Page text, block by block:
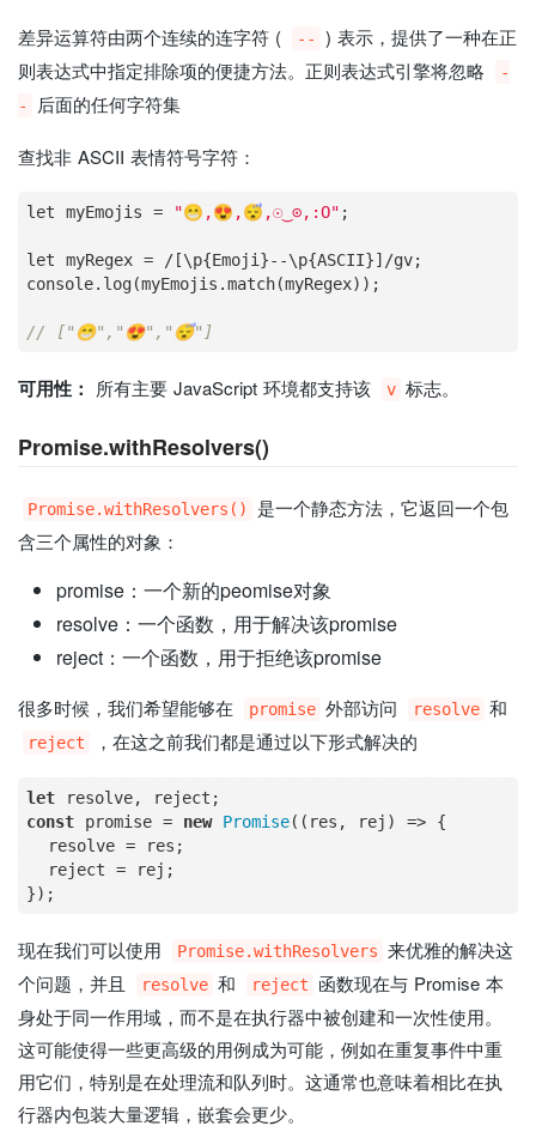
差异运算符由两个连续的连字符 ( --
) 表示，提供了一种在正
则表达式中指定排除项的便捷方法。正则表达式引擎将忽略
-
-
后面的任何字符集
查找非 ASCII 表情符号字符：
let myEmojis = "😁,😍,😴,☉‿⊙,:O" ;
let myRegex = /[\p{Emoji}- -\p{ASCII}] /gv;
console.log(myEmojis.match(myRegex));
// ["😁","😍","😴"]
可用性： 所有主要 JavaScript 环境都支持该 v 标志。
Promise.withResolvers()
Promise.withResolvers()
是一个静态方法，它返回一个包
含三个属性的对象：
promise：一个新的peomise对象
resolve：一个函数，用于解决该promise
reject：一个函数，用于拒绝该promise
很多时候，我们希望能够在 promise 外部访问 resolve 和
reject ，在这之前我们都是通过以下形式解决的
let
const promise = new Promise( ( res, rej ) => {
resolve = res;
reject = rej;
现在我们可以使用 Promise.withResolvers 来优雅的解决这
个问题，并且
resolve 和 reject
函数现在与 Promise 本
身处于同一作用域，而不是在执行器中被创建和一次性使用。
这可能使得一些更高级的用例成为可能，例如在重复事件中重
用它们，特别是在处理流和队列时。这通常也意味着相比在执
行器内包装大量逻辑，嵌套会更少。